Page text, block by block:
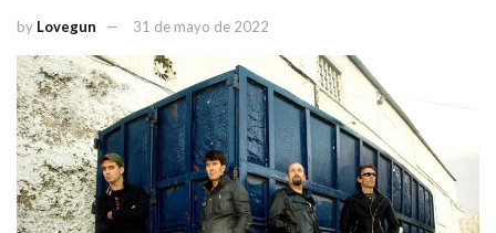
by Lovegun 31 de mayo de 2022